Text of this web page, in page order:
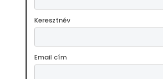
Keresztnév
Email cím